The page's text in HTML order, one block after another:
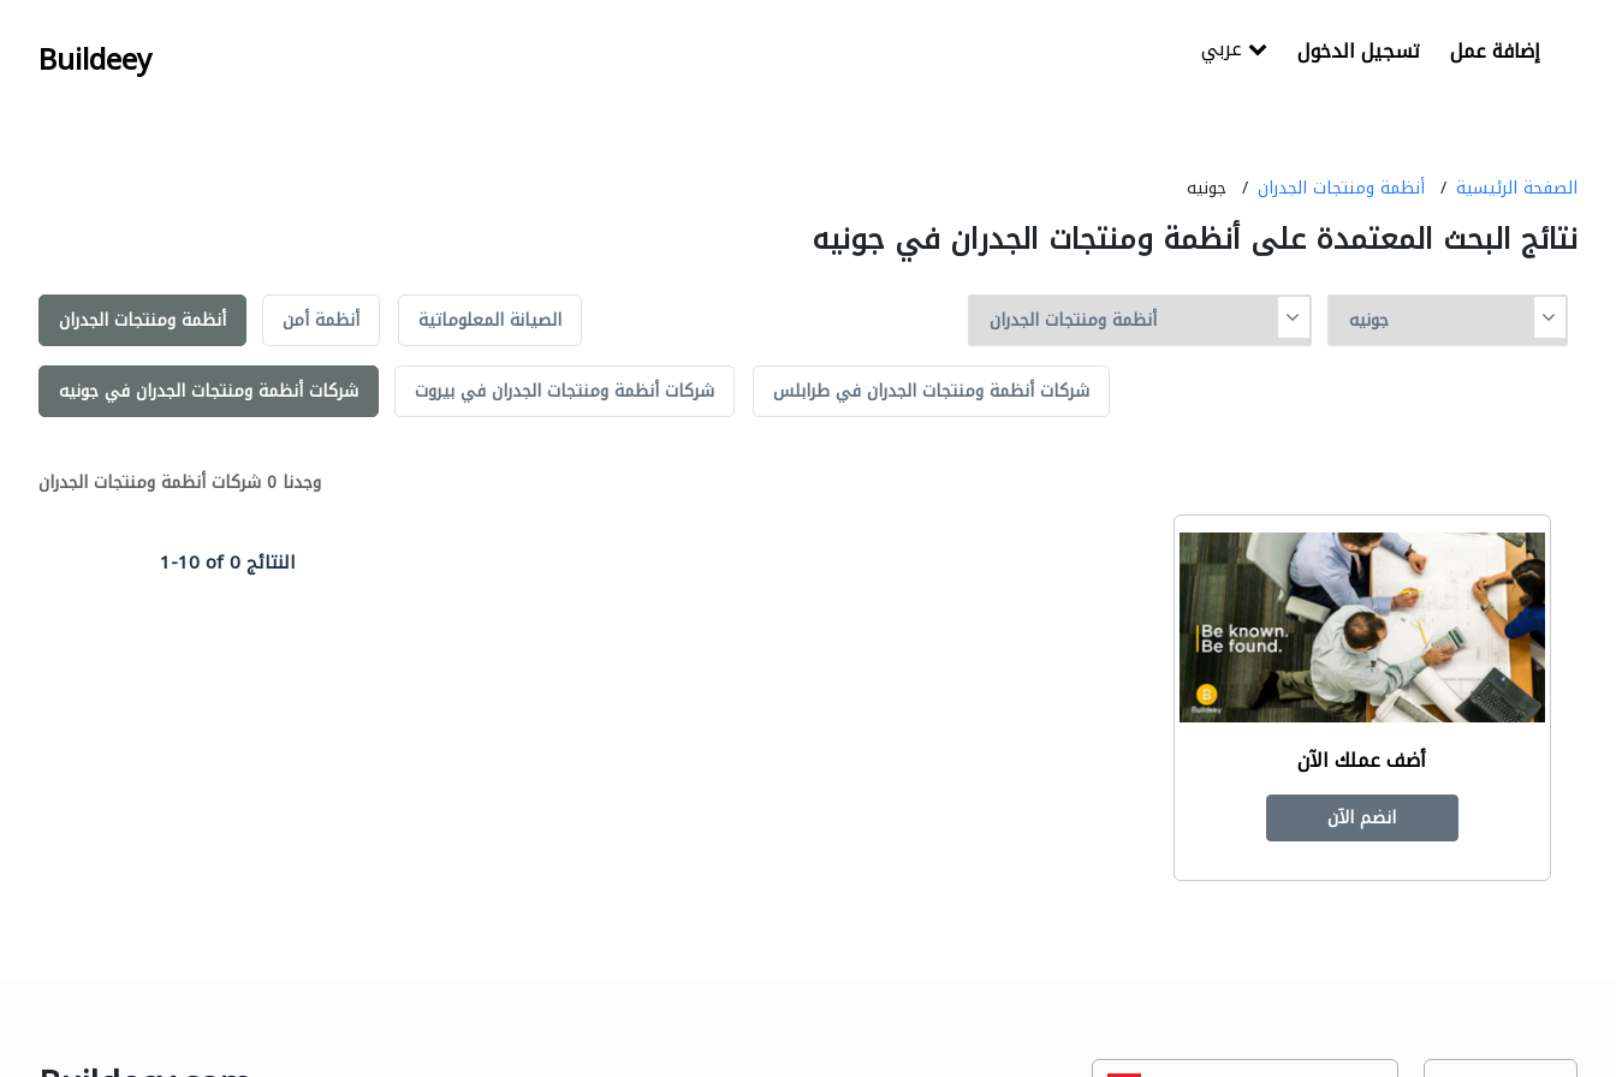
Buildeey تسجيل الدخول إضافة عمل
الصفحة الرئيسية أنظمة ومنتجات الجدران جونيه
نتائج البحث المعتمدة على أنظمة ومنتجات الجدران في جونيه
أنظمة ومنتجات الجدران أنظمة أمن الصيانة المعلوماتية
شركات أنظمة ومنتجات الجدران في جونيه شركات أنظمة ومنتجات الجدران في بيروت شركات أنظمة ومنتجات الجدران في طرابلس
وجدنا 0 شركات أنظمة ومنتجات الجدران
1-10 of 0 النتائج
أضف عملك الآن
انضم الآن